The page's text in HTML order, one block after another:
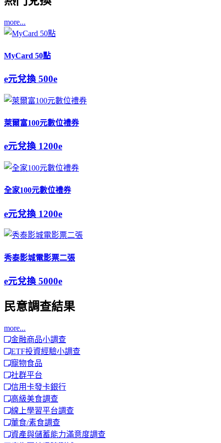
more...
MyCard 50點
e元兌換 500e
萊爾富100元數位禮券
e元兌換 1200e
全家100元數位禮券
e元兌換 1200e
秀泰影城電影票二張
e元兌換 5000e
民意調查結果
more...
金融商品小調查
ETF投資經驗小調查
寵物食品
社群平台
信用卡發卡銀行
高級美食調查
線上學習平台調查
葷食/素食調查
資產與儲蓄能力滿意度調查